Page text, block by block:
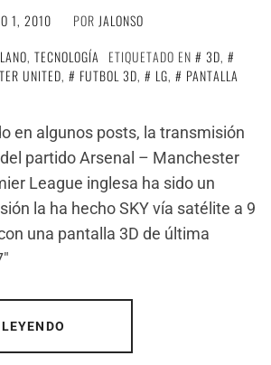
1, 2010 POR JALONSO
, TECNOLOGÍA ETIQUETADO EN 3D,
UNITED, FUTBOL 3D, LG,
PANTALLA
en algunos posts, la transmisión
partido Arsenal – Manchester
League inglesa ha sido un
la ha hecho SKY vía satélite a 9
una pantalla 3D de última